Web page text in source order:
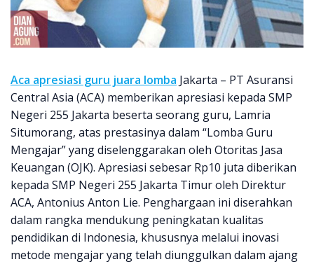
Aca apresiasi guru juara lomba Jakarta – PT Asuransi
Central Asia (ACA) memberikan apresiasi kepada SMP
Negeri 255 Jakarta beserta seorang guru, Lamria
Situmorang, atas prestasinya dalam “Lomba Guru
Mengajar” yang diselenggarakan oleh Otoritas Jasa
Keuangan (OJK). Apresiasi sebesar Rp10 juta diberikan
kepada SMP Negeri 255 Jakarta Timur oleh Direktur
ACA, Antonius Anton Lie. Penghargaan ini diserahkan
dalam rangka mendukung peningkatan kualitas
pendidikan di Indonesia, khususnya melalui inovasi
metode mengajar yang telah diunggulkan dalam ajang